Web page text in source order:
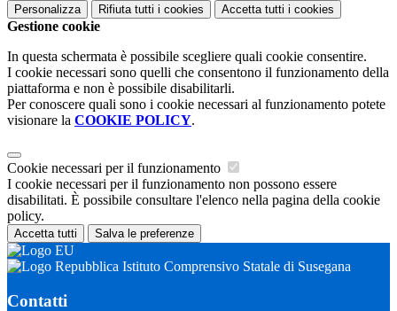
Personalizza Rifiuta tutti i cookies Accetta tutti i cookies
Gestione cookie
In questa schermata è possibile scegliere quali cookie consentire.
I cookie necessari sono quelli che consentono il funzionamento della
piattaforma e non è possibile disabilitarli.
Per conoscere quali sono i cookie necessari al funzionamento potete
visionare la COOKIE POLICY.
Cookie necessari per il funzionamento
I cookie necessari per il funzionamento non possono essere
disabilitati. È possibile consultare l'elenco nella pagina della cookie
policy.
Accetta tutti Salva le preferenze
Istituto Comprensivo Statale di Susegana
Contatti